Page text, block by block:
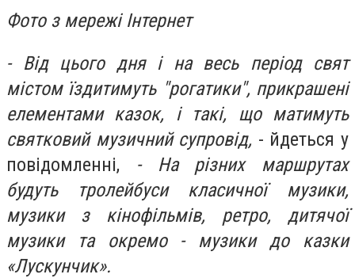
Фото з мережі Інтернет
- Від цього дня і на весь період свят
містом їздитимуть "рогатики", прикрашені
елементами казок, і такі, що матимуть
святковий музичний супровід, - йдеться у
повідомленні, - На різних маршрутах
будуть тролейбуси класичної музики,
музики з кінофільмів, ретро, дитячої
музики та окремо - музики до казки
«Лускунчик».